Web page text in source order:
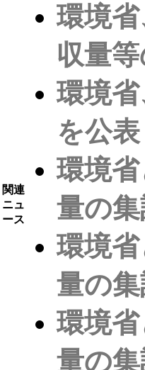
関連
ニュ
ース
環境
収量
環境
を公表
環境
量の
環境
量の
環境
量の